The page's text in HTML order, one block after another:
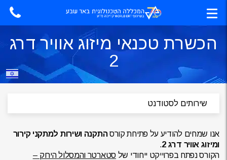
הכשרת טכנאי מיזוג אוויר דרג
2
אנו שמחים להודיע על פתיחת קורסהתקנה ושירות למתקני קירור
ומיזוג אוויר דרג 2
.
הקורס נפתח בפרוייקט ייחודי של סטארטר והמסלול הירוק –